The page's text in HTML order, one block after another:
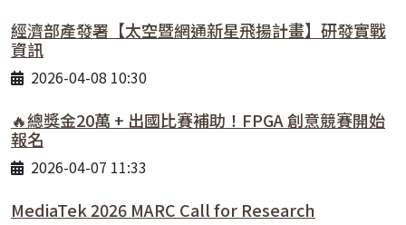
經濟部產發署【太空暨網通新星飛揚計畫】研發實戰
資訊
2026-04-08 10:30
🔥總獎金20萬 + 出國比賽補助！FPGA 創意競賽開始
報名
2026-04-07 11:33
MediaTek 2026 MARC Call for Research